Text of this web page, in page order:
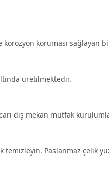
koruması sağlayan
üretilmektedir.
dış mekan mutfak
Paslanmaz çelik